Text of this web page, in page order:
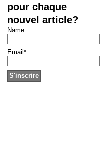
pour chaque
nouvel article?
Name
Email*